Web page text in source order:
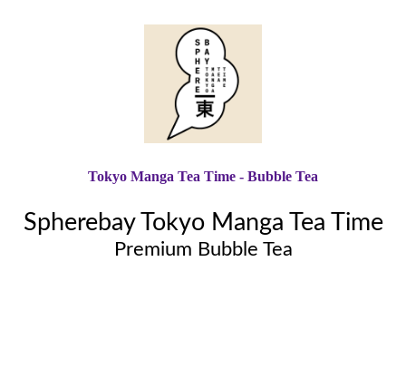
Spherebay Tokyo Manga Tea Time
Premium Bubble Tea
Tokyo Manga Tea Time - Bubble Tea